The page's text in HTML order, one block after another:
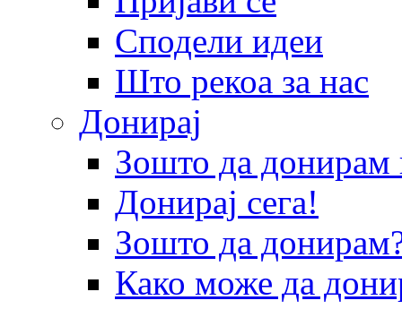
Сподели идеи
Што рекоа за нас
Донирај
Зошто да
Донирај сега!
Зошто да
Како може да